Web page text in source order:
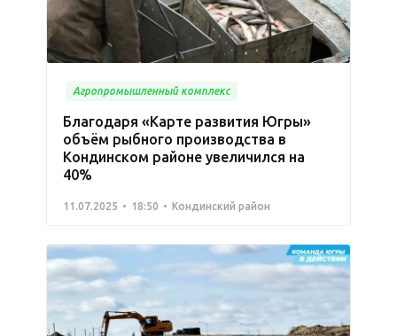
Агропромышленный комплекс
Благодаря «Карте развития Югры»
объём рыбного производства в
Кондинском районе увеличился на
40%
11.07.2025 18:50 Кондинский район